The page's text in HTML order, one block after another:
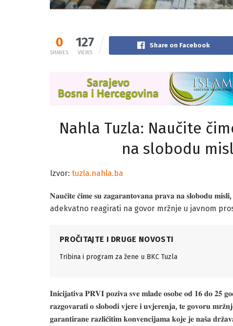
0
SHARES
127
VIEWS
Share on Facebook
Nahla Tuzla: Naučite
na slobodu
Izvor: tuzla.nahla.ba
𝐍𝐚𝐮𝐜̌𝐢𝐭𝐞 𝐜̌𝐢𝐦𝐞 𝐬𝐮 𝐳𝐚𝐠𝐚𝐫𝐚𝐧𝐭𝐨𝐯𝐚𝐧𝐚 𝐩𝐫𝐚𝐯𝐚 𝐧𝐚 𝐬𝐥𝐨𝐛𝐨𝐝𝐮
adekvatno reagirati na govor mržnje u javnom
PROČITAJTE I DRUGE NOVOSTI
Tribina i program za žene u BKC Tuzla
𝐈𝐧𝐢𝐜𝐢𝐣𝐚𝐭𝐢𝐯𝐚 𝐏𝐑𝐕𝐈 𝐩𝐨𝐳𝐢𝐯𝐚 𝐬𝐯𝐞 𝐦𝐥𝐚𝐝𝐞 𝐨𝐬𝐨𝐛𝐞 𝐨𝐝 𝟏𝟔 𝐝𝐨 𝟐𝟓
𝐫𝐚𝐳𝐠𝐨𝐯𝐚𝐫𝐚𝐭𝐢 𝐨 𝐬𝐥𝐨𝐛𝐨𝐝𝐢 𝐯𝐣𝐞𝐫𝐞 𝐢 𝐮𝐯𝐣𝐞𝐫𝐞𝐧𝐣𝐚, 𝐭𝐞 𝐠𝐨𝐯𝐨𝐫𝐮
𝐠𝐚𝐫𝐚𝐧𝐭𝐢𝐫𝐚𝐧𝐞 𝐫𝐚𝐳𝐥𝐢𝐜̌𝐢𝐭𝐢𝐦 𝐤𝐨𝐧𝐯𝐞𝐧𝐜𝐢𝐣𝐚𝐦𝐚 𝐤𝐨𝐣𝐞 𝐣𝐞 𝐧𝐚𝐬̌𝐚